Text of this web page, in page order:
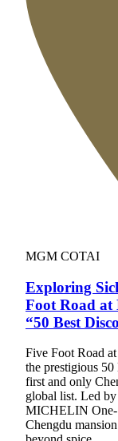
MGM COTAI
Exploring
Foot Road
“50 Best
Five Foot Road
the prestigious
first and only
global list. Led
MICHELIN One-
Chengdu